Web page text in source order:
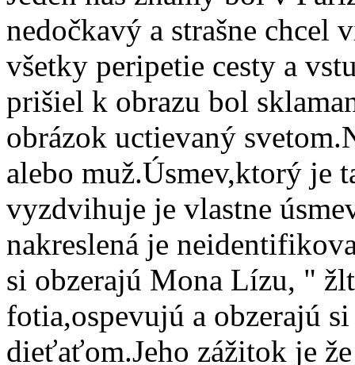
nedočkavý a strašne
všetky peripetie cesty a
prišiel k obrazu bol
obrázok uctievaný
alebo muž.Úsmev,ktorý je
vyzdvihuje je vlastne
nakreslená je
si obzerajú Mona Lízu, "
fotia,ospevujú a obzerajú
dieťaťom.Jeho zážitok je